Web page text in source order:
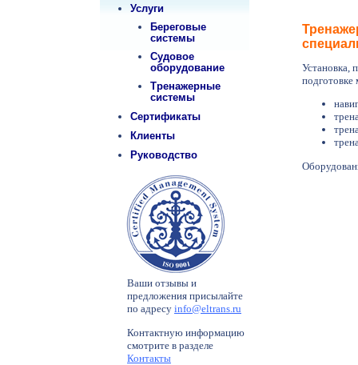
Ваши отзывы и
предложения присылайте
по адресу info@eltrans.ru
Контактную информацию
смотрите в разделе
Контакты
Установка,
подготовке
Услуги
Береговые
системы
Судовое
оборудование
Тренажерные
системы
Сертификаты
Клиенты
Руководство